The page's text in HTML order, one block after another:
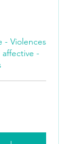
- Violences
-